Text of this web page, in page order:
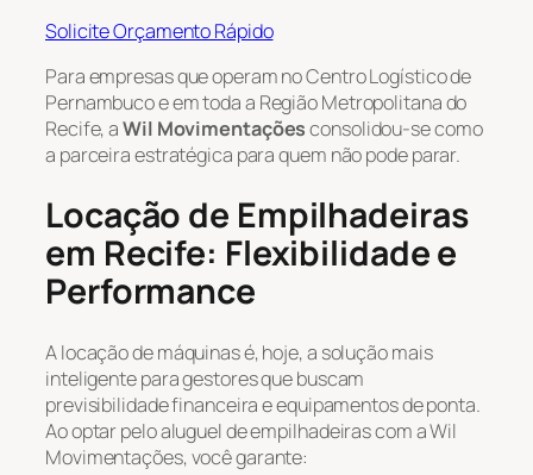
Solicite Orçamento Rápido
Para empresas que operam no Centro Logístico de
Pernambuco e em toda a Região Metropolitana do
Recife, aWil Movimentaçõesconsolidou-se como
a parceira estratégica para quem não pode parar.
Locação de Empilhadeiras
em Recife: Flexibilidade e
Performance
A locação de máquinas é, hoje, a solução mais
inteligente para gestores que buscam
previsibilidade financeira e equipamentos de ponta.
Ao optar pelo aluguel de empilhadeiras com a Wil
Movimentações, você garante: